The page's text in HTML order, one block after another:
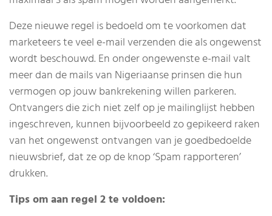
Deze nieuwe regel is bedoeld om te voorkomen dat
marketeers te veel e-mail verzenden die als ongewenst
wordt beschouwd. En onder ongewenste e-mail valt
meer dan de mails van Nigeriaanse prinsen die hun
vermogen op jouw bankrekening willen parkeren.
Ontvangers die zich niet zelf op je mailinglijst hebben
ingeschreven, kunnen bijvoorbeeld zo gepikeerd raken
van het ongewenst ontvangen van je goedbedoelde
nieuwsbrief, dat ze op de knop ‘Spam rapporteren’
drukken.
Tips om aan regel 2 te voldoen: